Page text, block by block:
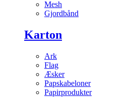
Mesh
Gjordbånd
Karton
Ark
Flag
Æsker
Papskabeloner
Papirprodukter